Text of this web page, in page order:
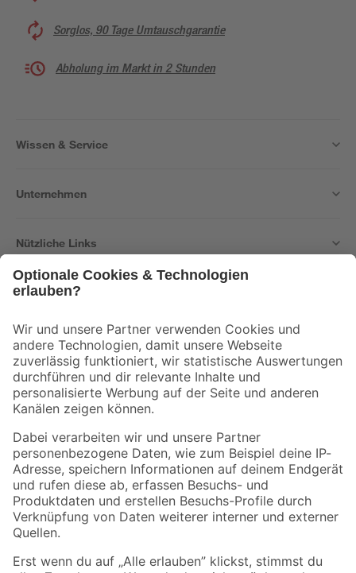
Sorglos, 90 Tage Umtauschgarantie
Abholung im Markt in 2 Stunden
Wissen & Service
Unternehmen
Nützliche Links
Der toom Newsletter: Keine Angebote und Aktionen mehr verpassen!
Zur Newsletter Anmeldung
Folge uns
Zahlungsarten Versandarten
Sicher einkaufen